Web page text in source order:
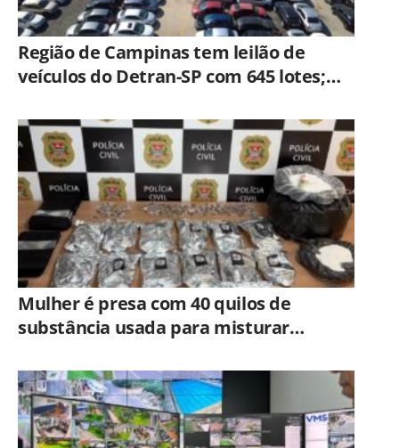
Região de Campinas tem leilão de
veículos do Detran-SP com 645 lotes;
Mulher é presa com 40 quilos de
substância usada para misturar
Piracicaba